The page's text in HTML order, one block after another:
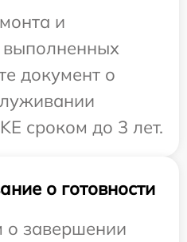
и
выполненных
документ о
сроком до 3 лет.
о готовности
завершении